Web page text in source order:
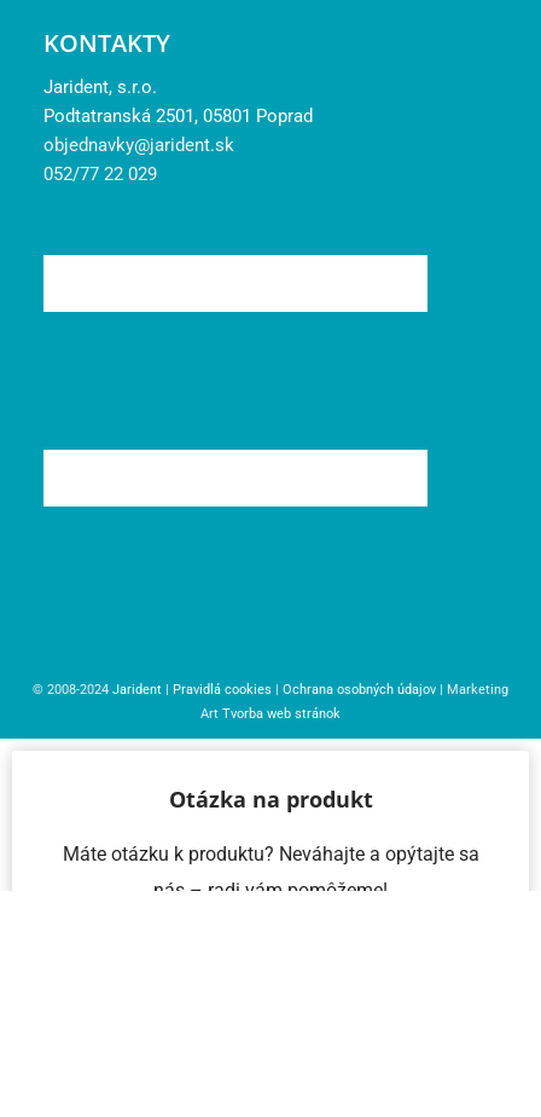
KONTAKTY
Jarident, s.r.o.
Podtatranská 2501, 05801 Poprad
objednavky@jarident.sk
052/77 22 029
© 2008-2024 Jarident | Pravidlá cookies | Ochrana osobných údajov | Marketing
Art Tvorba web stránok
Otázka na produkt
Máte otázku k produktu? Neváhajte a opýtajte sa
nás – radi vám pomôžeme!